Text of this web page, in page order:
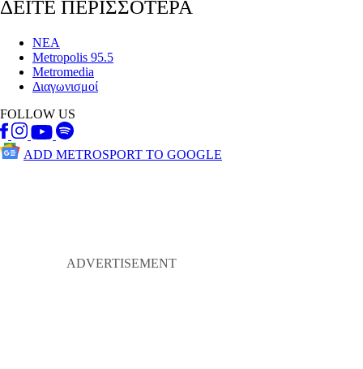
ΔΕΙΤΕ ΠΕΡΙΣΣΟΤΕΡΑ
ΝΕΑ
Metropolis 95.5
Metromedia
Διαγωνισμοί
FOLLOW US
ADD METROSPORT TO GOOGLE